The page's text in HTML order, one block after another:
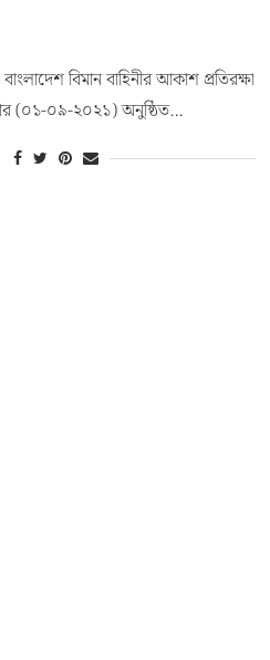
বিমান বাহিনীর আকাশ প্রতিরক্ষা
(০১-০৯-২০২১) অনুষ্ঠিত…